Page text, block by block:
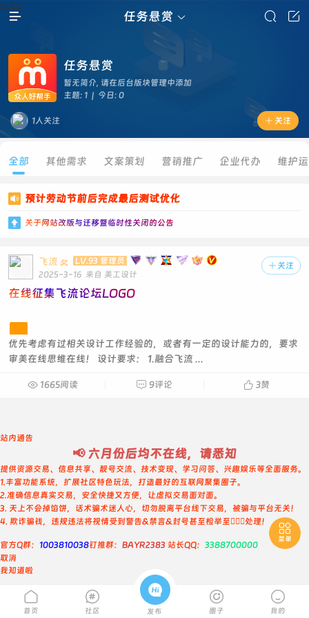
NULL
 任务悬赏  

 关注
任务悬赏
暂无简介, 请在后台版块管理中添加
主题: 1 | 今日: 0
1人关注
全部 其他需求 文案策划 营销推广 企业代办 维护
 预计劳动节前后完成最后测试优化
 关于网站改版与迁移暨临时性关闭的公告
 关注
飞流
LV.93 管理员
2025-3-16 来自 美工设计
在线征集飞流论坛LOGO
优先考虑有过相关设计工作经验的，或者有一定的设计能力的，要求
审美在线思维在线！ 设计要求： 1.融合飞流 ...
 1665阅读  9评论  3赞

菜单

首页

社区

发布

圈子

我的
站内通告
📢 六月份后均不在线，请悉知
提供资源交易、信息共享、靓号交流、技术变现、学习问答、兴趣娱乐等全面服务。
1.丰富功能系统，扩展社区特色玩法，打造最好的互联网聚集圈子。
2.准确信息真实交易，安全快捷又方便，让虚拟交易面对面。
3. 天上不会掉馅饼，话术骗术迷人心，切勿脱离平台线下交易，被骗与平台无关！
4. 欺诈骗钱，违规违法将视情受到警告&禁言&封号甚至检举至👮🏻‍♀️处理！
官方Q群： 1003810038钉推群： BAYR2383 站长QQ： 3388700000
取消
我知道啦